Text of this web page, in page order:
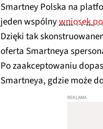
Smartney Polska na
jeden wspólnywniosek
Dzięki tak
oferta Smartneya
Po zaakceptowaniu
Smartneya, gdzie może